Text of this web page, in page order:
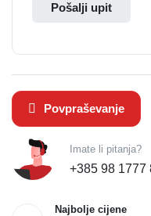
Pošalji upit
Povpraševanje
Imate li pitanja?
+385 98 1777
Najbolje cijene